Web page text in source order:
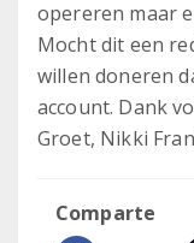
opereren maar
Mocht dit een
willen doneren
account. Dank
Groet, Nikki
Comparte